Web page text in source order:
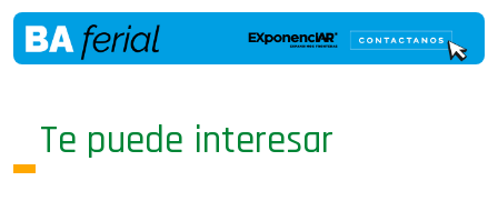
Te puede interesar